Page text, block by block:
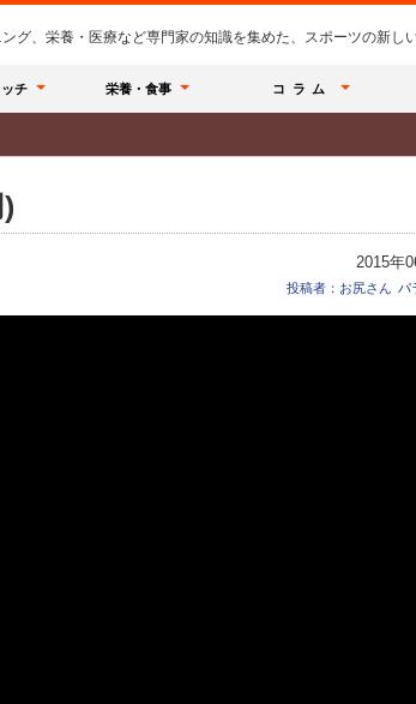
グ、栄養・医療など専門家の知識を集めた、スポーツの新し
チ 栄養・食事 コラム
2015年
投稿者：お尻さん パ